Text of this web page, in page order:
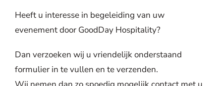
Heeft u interesse in begeleiding van uw
evenement door GoodDay Hospitality?
Dan verzoeken wij u vriendelijk onderstaand
formulier in te vullen en te verzenden.